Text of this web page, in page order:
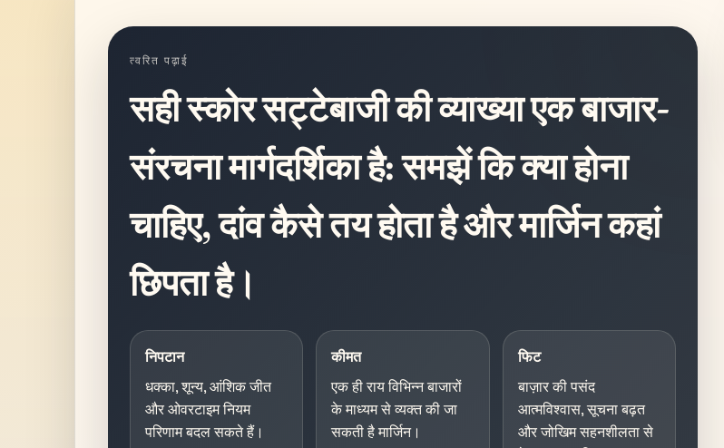
त्वरित पढ़ाई
सही स्कोर सट्टेबाजी की व्याख्या एक बाजार-
संरचना मार्गदर्शिका है: समझें कि क्या होना
चाहिए, दांव कैसे तय होता है और मार्जिन कहां
छिपता है।
निपटान
धक्का, शून्य, आंशिक जीत
और ओवरटाइम नियम
परिणाम बदल सकते हैं।
कीमत
एक ही राय विभिन्न बाजारों
के माध्यम से व्यक्त की जा
सकती है मार्जिन।
फिट
बाज़ार की पसंद
आत्मविश्वास, सूचना बढ़त
और जोखिम सहनशीलता से